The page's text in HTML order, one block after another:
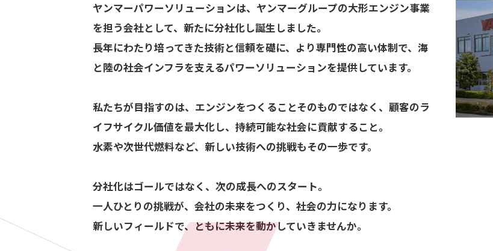
ヤンマーパワーソリューションは、ヤンマーグループの大形エンジン事業
を担う会社として、新たに分社化し誕生しました。
長年にわたり培ってきた技術と信頼を礎に、より専門性の高い体制で、海
と陸の社会インフラを支えるパワーソリューションを提供しています。
私たちが目指すのは、エンジンをつくることそのものではなく、顧客のラ
イフサイクル価値を最大化し、持続可能な社会に貢献すること。
水素や次世代燃料など、新しい技術への挑戦もその一歩です。
分社化はゴールではなく、次の成長へのスタート。
一人ひとりの挑戦が、会社の未来をつくり、社会の力になります。
新しいフィールドで、ともに未来を動かしていきませんか。